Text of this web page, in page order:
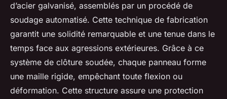
d’acier galvanisé, assemblés par un procédé de
soudage automatisé. Cette technique de fabrication
garantit une solidité remarquable et une tenue dans le
temps face aux agressions extérieures. Grâce à ce
système de clôture soudée, chaque panneau forme
une maille rigide, empêchant toute flexion ou
déformation. Cette structure assure une protection